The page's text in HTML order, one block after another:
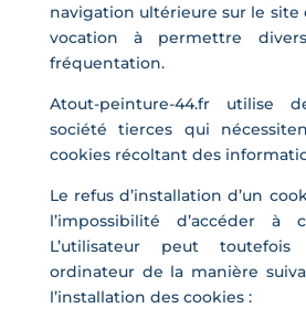
navigation ultérieure sur le
vocation à permettre
fréquentation.
Atout-peinture-44.fr utilise
société tierces qui
cookies récoltant des
Le refus d’installation d’un
l’impossibilité d’accéder à
L’utilisateur peut
ordinateur de la manière
l’installation des cookies :